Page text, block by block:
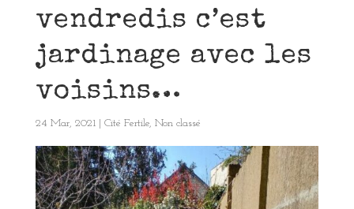
vendredis c’est
jardinage avec les
voisins…
24 Mar, 2021| Cité Fertile, Non classé